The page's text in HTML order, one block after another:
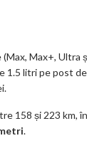
Max+,
litri pe post
158 și 223 km,
.